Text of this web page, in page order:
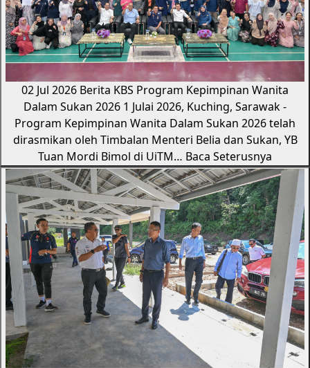
02 Jul 2026 Berita KBS Program Kepimpinan Wanita
Dalam Sukan 2026 1 Julai 2026, Kuching, Sarawak -
Program Kepimpinan Wanita Dalam Sukan 2026 telah
dirasmikan oleh Timbalan Menteri Belia dan Sukan, YB
Tuan Mordi Bimol di UiTM… Baca Seterusnya